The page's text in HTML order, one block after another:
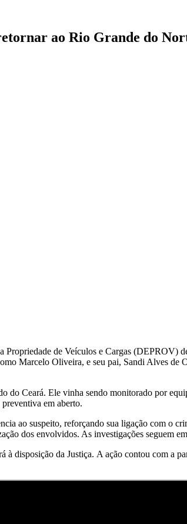
ao Rio Grande do
de Veículos e Cargas (DEPROV)
Marcelo Oliveira, e seu pai, Sandi Alves de
do Ceará. Ele vinha sendo monitorado por
em aberto.
ao suspeito, reforçando sua ligação com o
dos envolvidos. As investigações seguem
disposição da Justiça. A ação contou com a